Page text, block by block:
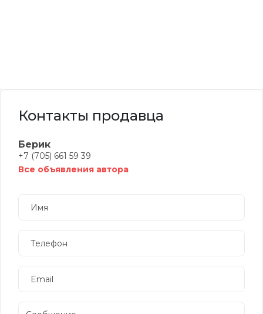
Контакты продавца
Берик
+7 (705) 661 59 39
Все объявления автора